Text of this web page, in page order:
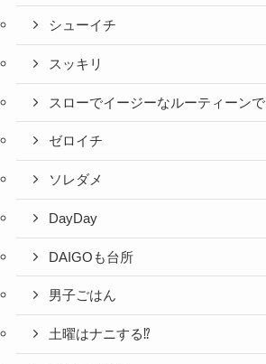
シューイチ
スッキリ
スローでイージーなルーティーンで
ゼロイチ
ソレダメ
DayDay
DAIGOも台所
男子ごはん
土曜はナニする⁉